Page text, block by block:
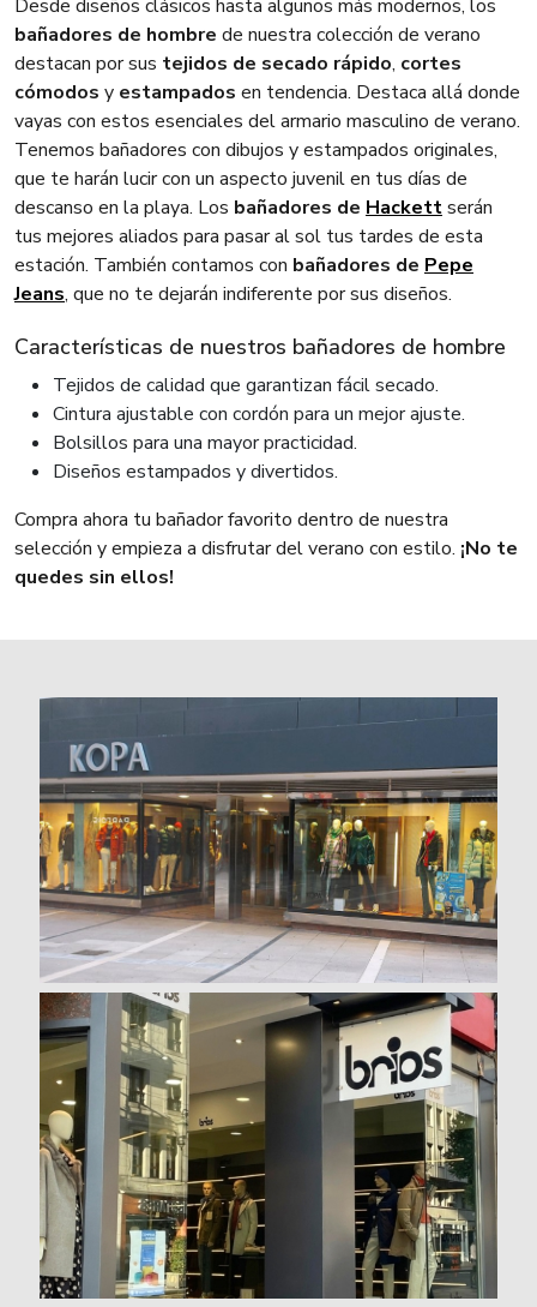
Desde diseños clásicos hasta algunos más modernos, los
bañadores de hombre de nuestra colección de verano
destacan por sus tejidos de secado rápido, cortes
cómodos y estampados en tendencia. Destaca allá donde
vayas con estos esenciales del armario masculino de verano.
Tenemos bañadores con dibujos y estampados originales,
que te harán lucir con un aspecto juvenil en tus días de
descanso en la playa. Los bañadores de Hackettserán
tus mejores aliados para pasar al sol tus tardes de esta
estación. También contamos con bañadores de Pepe
Jeans, que no te dejarán indiferente por sus diseños.
Características de nuestros bañadores de hombre
Tejidos de calidad que garantizan fácil secado.
Cintura ajustable con cordón para un mejor ajuste.
Bolsillos para una mayor practicidad.
Diseños estampados y divertidos.
Compra ahora tu bañador favorito dentro de nuestra
selección y empieza a disfrutar del verano con estilo. ¡No te
quedes sin ellos!